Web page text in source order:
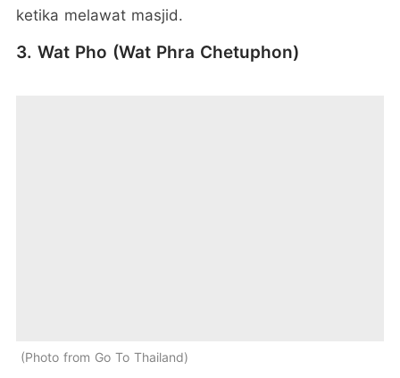
ketika melawat masjid.
3. Wat Pho (Wat Phra Chetuphon)
Photo from Go To Thailand